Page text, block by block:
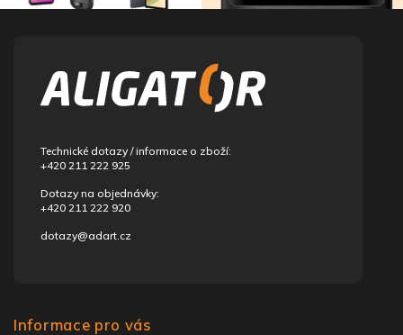
Technické dotazy / informace o zboží:
+420 211 222 925
Dotazy na objednávky:
+420 211 222 920
dotazy@adart.cz
Informace pro vás